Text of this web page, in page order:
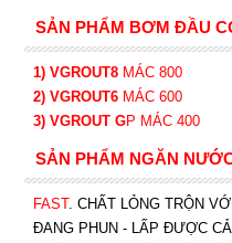
SẢN PHẨM BƠM ĐẦU
1) VGROUT8 MÁC 800
2) VGROUT6MÁC 600
3) VGROUT GP MÁC 400
SẢN PHẨM NGĂN
FAST. CHẤT LỎNG TRỘN
ĐANG PHUN - LẤP ĐƯỢC